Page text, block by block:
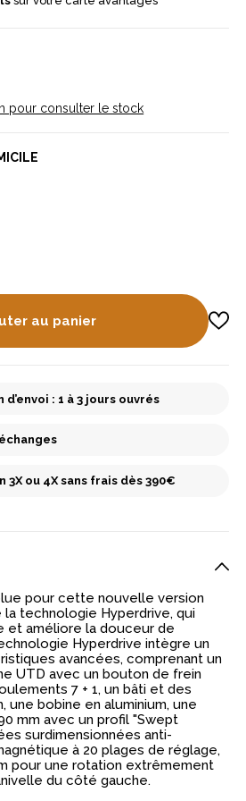
pour consulter le stock
au panier
d’envoi : 1 à 3 jours ouvrés
3X ou 4X sans frais dès 390€
pour cette nouvelle version
technologie Hyperdrive, qui
et améliore la douceur de
Hyperdrive intègre un
avancées, comprenant un
UTD avec un bouton de frein
7 + 1, un bâti et des
une bobine en aluminium, une
mm avec un profil "Swept
surdimensionnées anti-
à 20 plages de réglage,
pour une rotation extrêmement
du côté gauche.